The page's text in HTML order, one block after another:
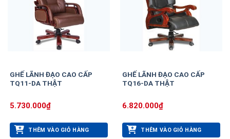
GHẾ LÃNH ĐẠO CAO CẤP
TQ11-DA THẬT
5.730.000₫
THÊM VÀO GIỎ HÀNG
GHẾ LÃNH ĐẠO CAO CẤP
TQ16-DA THẬT
6.820.000₫
THÊM VÀO GIỎ HÀNG